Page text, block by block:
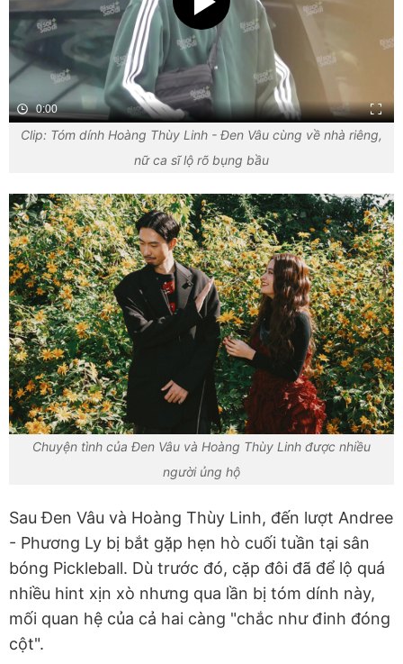
0:00
Clip: Tóm dính Hoàng Thùy Linh - Đen Vâu cùng về nhà riêng,
nữ ca sĩ lộ rõ bụng bầu
Chuyện tình của Đen Vâu và Hoàng Thùy Linh được nhiều
người ủng hộ
Sau Đen Vâu và Hoàng Thùy Linh, đến lượt Andree
- Phương Ly bị bắt gặp hẹn hò cuối tuần tại sân
bóng Pickleball. Dù trước đó, cặp đôi đã để lộ quá
nhiều hint xịn xò nhưng qua lần bị tóm dính này,
mối quan hệ của cả hai càng "chắc như đinh đóng
cột".